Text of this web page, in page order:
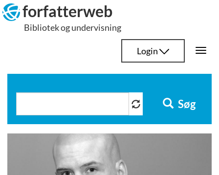
Hop
til
indhold
forfatterweb
Bibliotek og undervisning
Login
Søg